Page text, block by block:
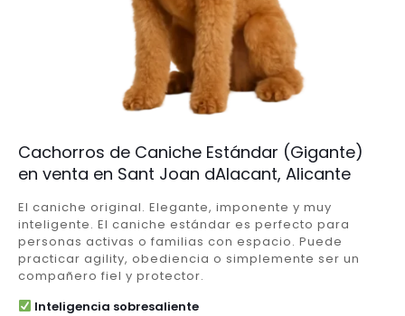
Cachorros de Caniche Estándar (Gigante)
en venta en Sant Joan dAlacant, Alicante
El caniche original. Elegante, imponente y muy
inteligente. El caniche estándar es perfecto para
personas activas o familias con espacio. Puede
practicar agility, obediencia o simplemente ser un
compañero fiel y protector.
Inteligencia sobresaliente